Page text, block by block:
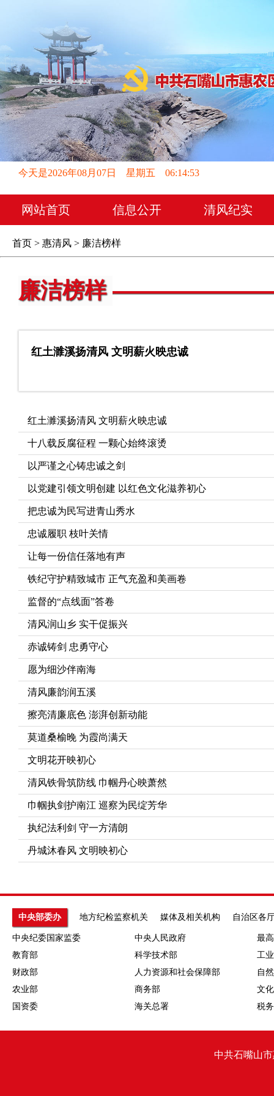
今天是2026年08月07日 星期五 06:14:54
网站首页 信息公开 清风纪实
首页 > 惠清风 > 廉洁榜样
廉洁榜样
红土濉溪扬清风 文明薪火映忠诚
红土濉溪扬清风 文明薪火映忠诚
十八载反腐征程 一颗心始终滚烫
以严谨之心铸忠诚之剑
以党建引领文明创建 以红色文化滋养初心
把忠诚为民写进青山秀水
忠诚履职 枝叶关情
让每一份信任落地有声
铁纪守护精致城市 正气充盈和美画卷
监督的“点线面”答卷
清风润山乡 实干促振兴
赤诚铸剑 忠勇守心
愿为细沙伴南海
清风廉韵润五溪
擦亮清廉底色 澎湃创新动能
莫道桑榆晚 为霞尚满天
文明花开映初心
清风铁骨筑防线 巾帼丹心映萧然
巾帼执剑护南江 巡察为民绽芳华
执纪法利剑 守一方清朗
丹城沐春风 文明映初心
中央部委办 地方纪检监察机关 媒体及相关机构 自治区各
中央纪委国家监委 中央人民政府
最
教育部
科学技术部
工
财政部
人力资源和社会保障部
自
农业部
商务部
文
国资委
海关总署 税
中共石嘴山